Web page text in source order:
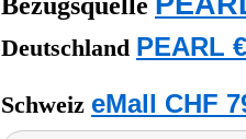
Deutschland PEARL
Schweiz eMall CHF